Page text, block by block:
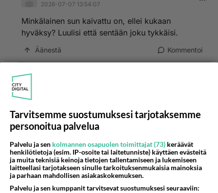
2026-07-07 13:54:07
Minkälainen sun kaivattu on, ellei kukaan
hyväksy? Luulisi että sentään joku tykkäisi.
Äänestä Kommentoi
Minkälainen sun kaivattu on, ellei kukaan hyväksy?
Luulisi että sentään joku tykkäisi.
Ei johdu siitä millainen hän on. Olosuhteet ja
tilanne.
1 Äänestä
Tarvitsemme suostumuksesi tarjotaksemme
personoitua palvelua
Palvelu ja sen kolmannen osapuolen toimittajat (73) keräävät
henkilötietoja (esim. IP-osoite tai laitetunniste) käyttäen evästeitä
ja muita teknisiä keinoja tietojen tallentamiseen ja lukemiseen
laitteellasi tarjotakseen sinulle tarkoituksenmukaisia mainoksia
ja parhaan mahdollisen asiakaskokemuksen.
Palvelu ja sen kumppanit tarvitsevat suostumuksesi seuraaviin: